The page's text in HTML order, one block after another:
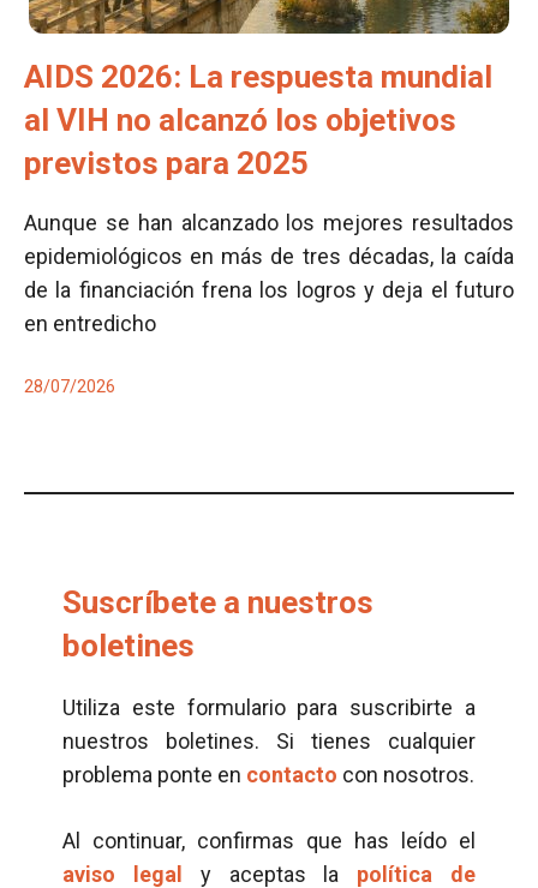
AIDS 2026: La respuesta mundial
al VIH no alcanzó los objetivos
previstos para 2025
Aunque se han alcanzado los mejores resultados
epidemiológicos en más de tres décadas, la caída
de la financiación frena los logros y deja el futuro
en entredicho
28/07/2026
Suscríbete a nuestros
boletines
Utiliza este formulario para suscribirte a
nuestros boletines. Si tienes cualquier
problema ponte en contacto con nosotros.
Al continuar, confirmas que has leído el
aviso legal
y aceptas la política de